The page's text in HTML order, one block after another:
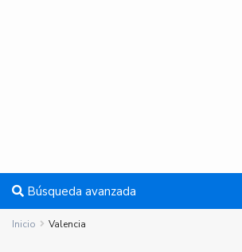
Búsqueda avanzada
Inicio Valencia